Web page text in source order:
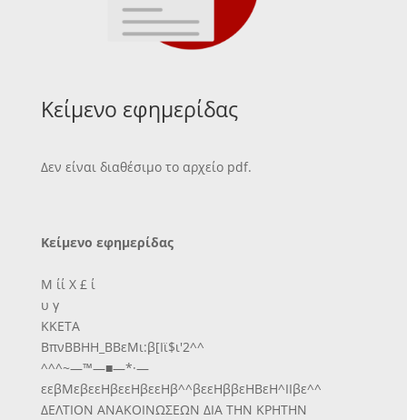
Κείμενο εφημερίδας
Δεν είναι διαθέσιμο το αρχείο pdf.
Κείμενο εφημερίδας
Μ ίί Χ £ ί
υ γ
ΚΚΕΤΑ
ΒπνΒΒΗΗ_ΒΒεΜι:β[Ιϊ$ι'2^^
^^^~—™—■—*·—
εεβΜεβεεΗβεεΗβεεΗβ^^βεεΗββεΗΒεΗ^ΙΙβε^^
ΔΕΛΤΙΟΝ ΑΝΑΚΟΙΝΩΣΕΩΝ ΔΙΑ ΤΗΝ ΚΡΗΤΗΝ